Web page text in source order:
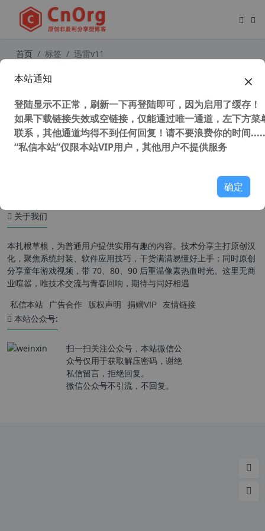
首页 标签 迅雷v11
全网唯一 心语家园软件自选安装工具
关于我们
本扎根草根，为普通用户提供实用有趣的内容。技术分享主打原创汉
化，聚焦系统封装、软件应用技巧，干货满满易懂好上手；同时原创
分享童年游戏视频，带 70、80、90 后重温像素热血时光。这里无商
业喧嚣，唯技术交流与青春回响，期待与同好相遇
私信本站 广告合作 版权声明 捐赠VIP 友情链接
本站公众号:
扫一扫关注公众号，本站微信公
众号仅用于获取解压密码，谢绝
私信留言，拒绝回复。
微信公众号不引流，不回复。
本站通知
登陆显示不正常，刷新一下再登陆即可，因为启用了缓存！
如果下载链接失效或空链接，仅能通过唯一通道，左下方菜
联系，其他通道均得不到任何回复！请不要浪费你的时间
“私信本站”仅限本站VIP用户，其他用户不提供服务
确定